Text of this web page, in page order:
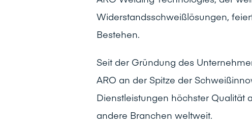
Widerstandsschweißlösungen,
Bestehen.
Seit der Gründung des
ARO an der Spitze der
Dienstleistungen höchster Qualität
andere Branchen weltweit.